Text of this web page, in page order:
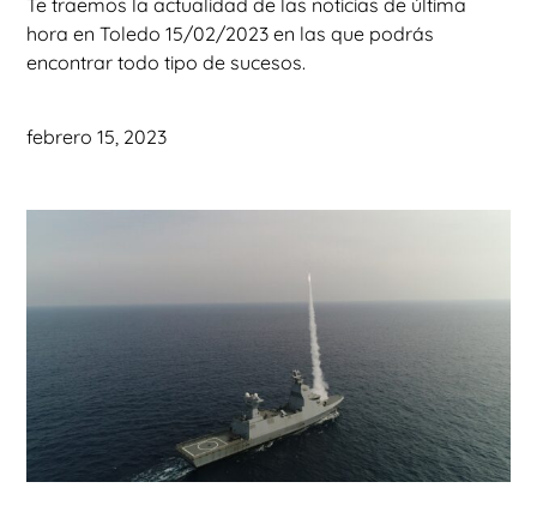
hora en Toledo 15/02/2023 en las que podrás
encontrar todo tipo de sucesos.
febrero 15, 2023